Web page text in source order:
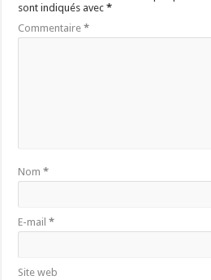
sont indiqués avec*
Commentaire*
Nom*
E-mail*
Site web